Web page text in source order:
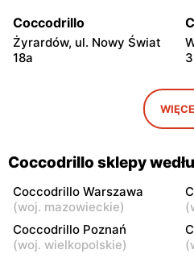
Coccodrillo
Żyrardów, ul. Nowy Świat
18a
Pułtusk, ul. Świętojańska 7
Płońsk, ul. Grunwaldzka 31
Coccodrillo
Maków Mazowiecki, ul.
Rynek 5
Coccodrillo sklepy
Coccodrillo Warszawa
(woj. mazowieckie)
(
Coccodrillo Poznań
(woj. wielkopolskie)
(